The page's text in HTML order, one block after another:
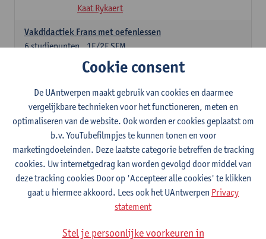
Kaat Rykaert
Vakdidactiek Frans met oefenlessen
1E/2E SEM
6studiepunten
Mathea Simons
Veronik Bogaert
Mark Demyttenaere
Yann Morard
Karen Van De Putte
Vakdidactiek Engels met oefenlessen
1E/2E SEM
6studiepunten
Lesgever(s):
Tom Smits
Ellen De Breuker
Nele Kempenaers
Joke Prinsen
Vakdidactiek Duits met oefenlessen
1E/2E SEM
6studiepunten
Tom Smits Marise Van Tendeloo
Vakdidactiek Nederlands niet-thuistaal met oefenlessen
Cookie consent
De UAntwerpen maakt gebruik van cookies en daarmee
vergelijkbare technieken voor het functioneren, meten en
optimaliseren van de website. Ook worden er cookies geplaatst om
b.v. YouTubefilmpjes te kunnen tonen en voor
marketingdoeleinden. Deze laatste categorie betreffen de tracking
cookies. Uw internetgedrag kan worden gevolgd door middel van
deze tracking cookies Door op 'Accepteer alle cookies' te klikken
gaat u hiermee akkoord. Lees ook het UAntwerpen Privacy
statement
Stel je persoonlijke voorkeuren in